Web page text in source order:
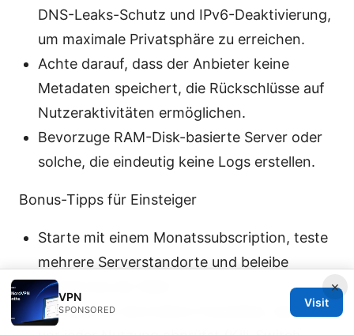
DNS-Leaks-Schutz und IPv6-Deaktivierung,
um maximale Privatsphäre zu erreichen.
Achte darauf, dass der Anbieter keine
Metadaten speichert, die Rückschlüsse auf
Nutzeraktivitäten ermöglichen.
Bevorzuge RAM-Disk-basierte Server oder
solche, die eindeutig keine Logs erstellen.
Bonus-Tipps für Einsteiger
Starte mit einem Monatssubscription, teste
mehrere Serverstandorte und beleibe
flexibel bei der Wahl.
Schreibe dir eine kleine Checkliste, die du
×
VPN
SPONSORED
Visit